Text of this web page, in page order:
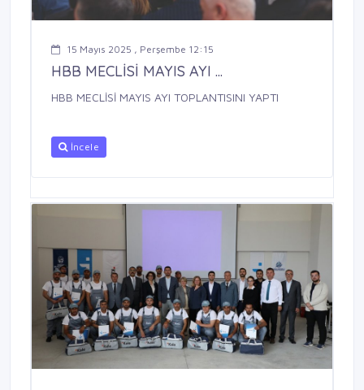
15 Mayıs 2025 , Perşembe 12:15
HBB MECLİSİ MAYIS AYI ...
HBB MECLİSİ MAYIS AYI TOPLANTISINI YAPTI
İncele